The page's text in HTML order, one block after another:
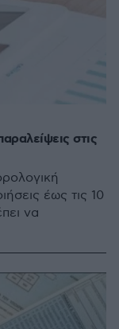
στις
έως τις 10
να